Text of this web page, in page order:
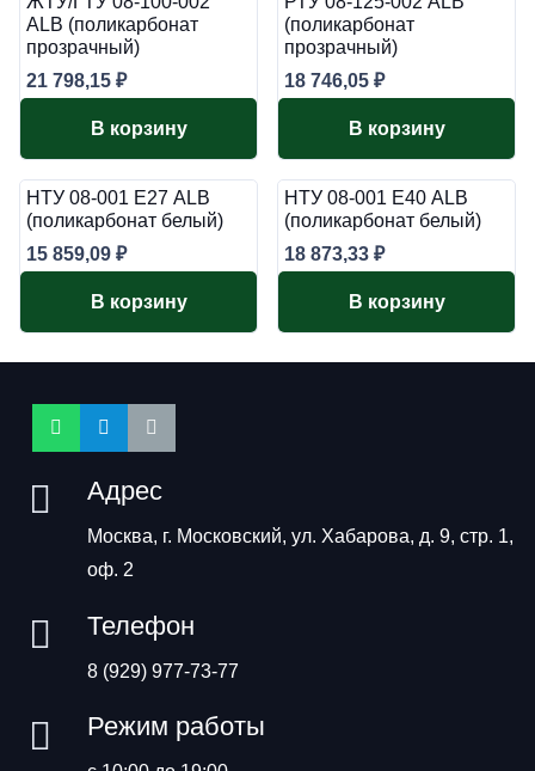
ALB (поликарбонат
прозрачный)
21 798,15 ₽
В корзину
(поликарбонат
прозрачный)
18 746,05 ₽
В корзину
НТУ 08-001 Е27 ALB
(поликарбонат белый)
15 859,09 ₽
В корзину
НТУ 08-001 Е40 ALB
(поликарбонат белый)
18 873,33 ₽
В корзину
Адрес
Москва, г. Московский, ул. Хабарова, д. 9, стр. 1,
оф. 2
Телефон
8 (929) 977-73-77
Режим работы